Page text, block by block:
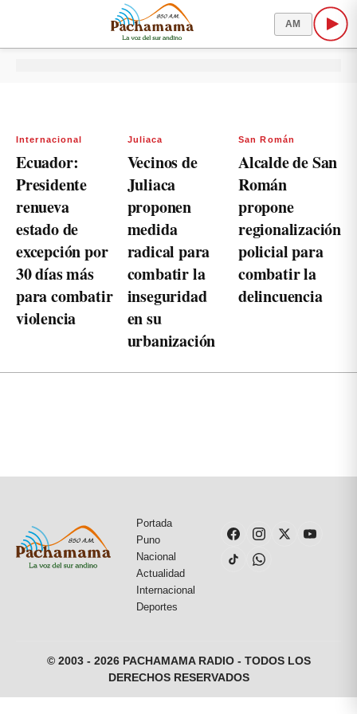
AM
Internacional
Ecuador:
Presidente
renueva
estado de
excepción por
30 días más
para combatir
violencia
Juliaca
Vecinos de
Juliaca
proponen
medida
radical para
combatir la
inseguridad
en su
urbanización
San Román
Alcalde de San
Román
propone
regionalización
policial para
combatir la
delincuencia
Portada
Puno
Nacional
Actualidad
Internacional
Deportes
© 2003 - 2026 PACHAMAMA RADIO - TODOS LOS
DERECHOS RESERVADOS